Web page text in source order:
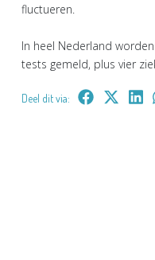
fluctueren.
In heel Nederland
tests gemeld, plus vier
Deel dit via: